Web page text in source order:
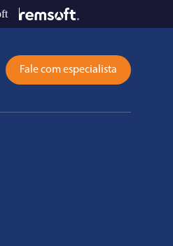
Fale com especialista